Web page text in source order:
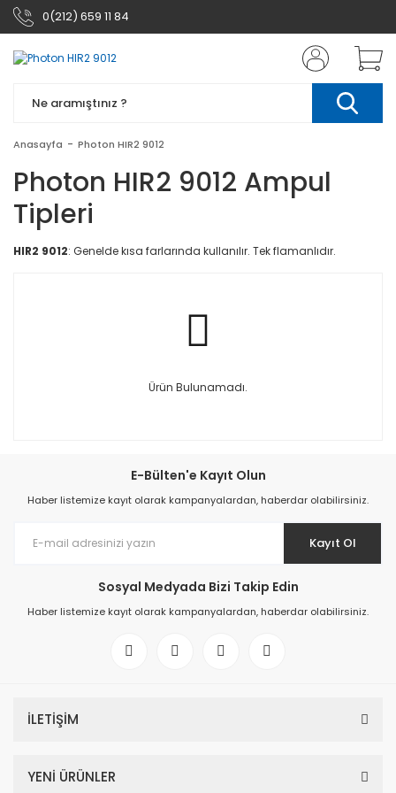
0(212) 659 11 84
Anasayfa Photon HIR2 9012
Photon HIR2 9012 Ampul
Tipleri
HIR2 9012: Genelde kısa farlarında kullanılır. Tek flamanlıdır.
Ürün Bulunamadı.
E-Bülten'e Kayıt Olun
Haber listemize kayıt olarak kampanyalardan, haberdar olabilirsiniz.
Kayıt Ol
Sosyal Medyada Bizi Takip Edin
Haber listemize kayıt olarak kampanyalardan, haberdar olabilirsiniz.
İLETİŞİM
YENİ ÜRÜNLER